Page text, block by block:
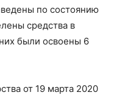
по состоянию
средства в
были освоены 6
от 19 марта 2020